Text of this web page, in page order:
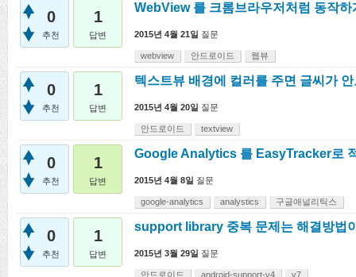
0
추천
1
답변
WebView 를 크롬브라우저처럼 동작하
2015년 4월 21일 질문
webview 안드로이드 웹뷰
0
추천
1
답변
텍스트뷰 배경에 컬러를 주면 글씨가
2015년 4월 20일 질문
안드로이드 textview
0
추천
1
답변
Google Analytics 를 EasyTracker로
2015년 4월 8일 질문
google-analytics analystics 구글애널리틱스
0
추천
1
답변
support library 중복 문제는 해결방법
2015년 3월 29일 질문
안드로이드 android-support-v4 v7